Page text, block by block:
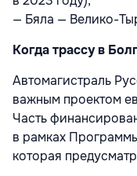
— Бяла — Велико-
Когда трассу в
Автомагистраль
важным проектом
Часть
в рамках
которая